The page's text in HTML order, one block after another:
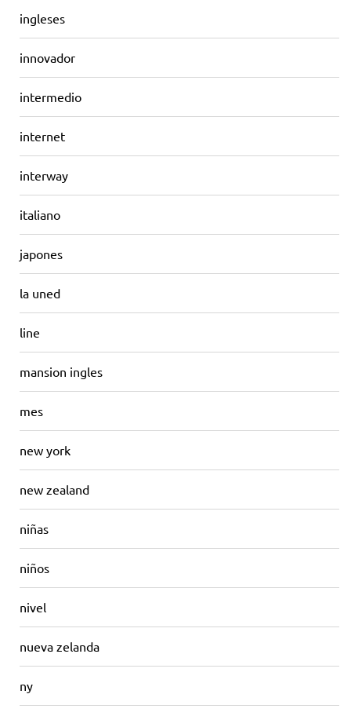
ingleses
innovador
intermedio
internet
interway
italiano
japones
la uned
line
mansion ingles
mes
new york
new zealand
niñas
niños
nivel
nueva zelanda
ny